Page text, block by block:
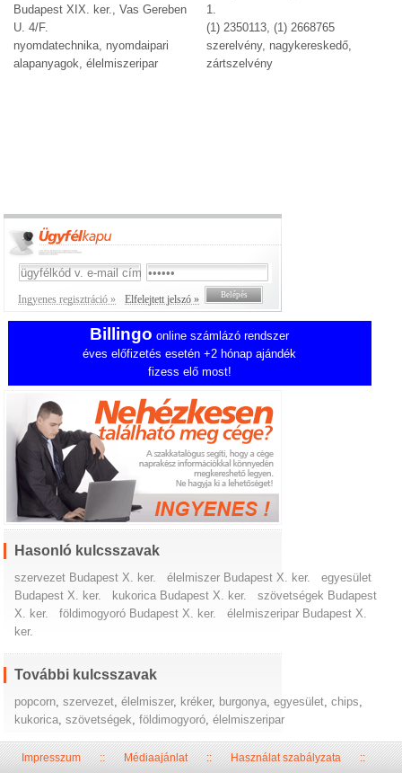
Budapest XIX. ker., Vas Gereben
U. 4/F.
nyomdatechnika, nyomdaipari
alapanyagok, élelmiszeripar
1.
(1) 2350113, (1) 2668765
szerelvény, nagykereskedő,
zártszelvény
Ingyenes regisztráció » Elfelejtett jelszó »
Billingo online számlázó rendszer
éves előfizetés esetén +2 hónap ajándék
fizess elő most!
Hasonló kulcsszavak
szervezet Budapest X. ker. élelmiszer Budapest X. ker.
egyesület
Budapest X. ker.
kukorica Budapest X. ker.
szövetségek Budapest
X. ker.
földimogyoró Budapest X. ker.
élelmiszeripar Budapest X.
ker.
További kulcsszavak
popcorn ,szervezet ,élelmiszer, kréker, burgonya ,egyesület ,chips
kukorica ,szövetségek ,földimogyoró ,élelmiszeripar
Impresszum::Médiaajánlat::Használat szabályzata::